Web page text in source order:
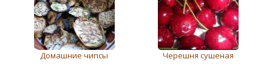
Домашние чипсы Черешня сушеная